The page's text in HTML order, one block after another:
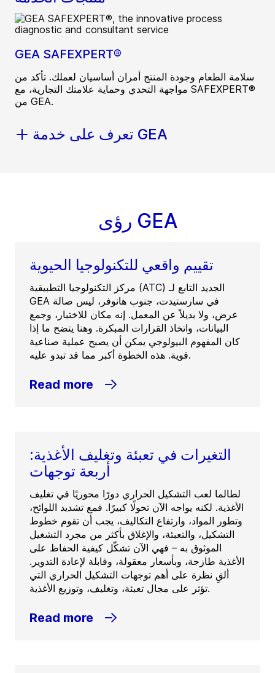
GEA SAFEXPERT®
سلامة الطعام وجودة المنتج أمران أساسيان لعملك. تأكد من
مواجهة التحدي وحماية علامتك التجارية، مع SAFEXPERT®
من GEA.
تعرف على خدمة GEA
رؤى GEA
تقييم واقعي للتكنولوجيا الحيوية
مركز التكنولوجيا التطبيقية (ATC) الجديد التابع لـ
GEA في سارستيدت، جنوب هانوفر، ليس صالة
عرض، ولا بديلاً عن المعمل. إنه مكان للاختبار، وجمع
البيانات، واتخاذ القرارات المبكرة. وهنا يتضح ما إذا
كان المفهوم البيولوجي يمكن أن يصبح عملية صناعية
قوية. هذه الخطوة أكبر مما قد تبدو عليه.
Read more
التغيرات في تعبئة وتغليف الأغذية:
أربعة توجهات
لطالما لعب التشكيل الحراري دورًا محوريًا في تغليف
الأغذية. لكنه يواجه الآن تحولًا كبيرًا. فمع تشديد اللوائح،
وتطور المواد، وارتفاع التكاليف، يجب أن تقوم خطوط
التشكيل، والتعبئة، والإغلاق بأكثر من مجرد التشغيل
الموثوق به – فهي الآن تشكّل كيفية الحفاظ على
الأغذية طازجة، وبأسعار معقولة، وقابلة لإعادة التدوير.
ألقِ نظرة على أهم توجهات التشكيل الحراري التي
تؤثر على مجال تعبئة، وتغليف، وتوزيع الأغذية.
Read more